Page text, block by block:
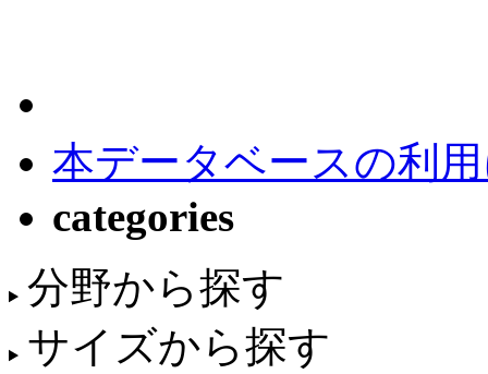
本データベースの利
categories
分野から探す
サイズから探す